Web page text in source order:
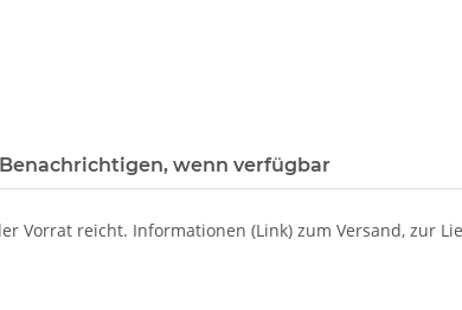
Benachrichtigen, wenn verfügbar
Vorrat reicht. Informationen (Link) zum Versand, zur